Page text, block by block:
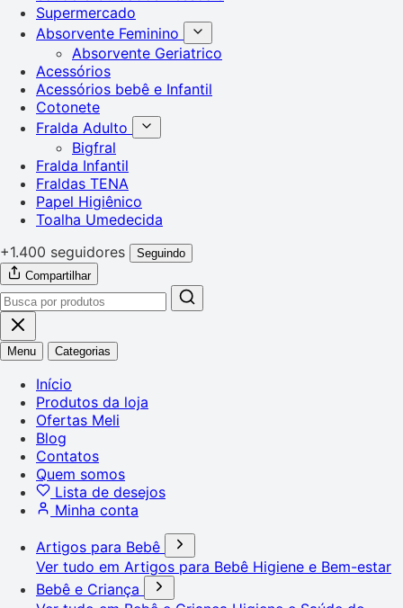
Supermercado
Absorvente Feminino
Absorvente Geriatrico
Acessórios
Acessórios bebê e Infantil
Cotonete
Fralda Adulto
Bigfral
Fralda Infantil
Fraldas TENA
Papel Higiênico
Toalha Umedecida
+1.400 seguidores
Seguindo
Compartilhar
Menu Categorias
Início
Produtos da loja
Ofertas Meli
Blog
Contatos
Quem somos
Lista de desejos
Minha conta
Artigos para Bebê
Ver tudo em Artigos para Bebê Higiene e Bem-estar
Bebê e Criança